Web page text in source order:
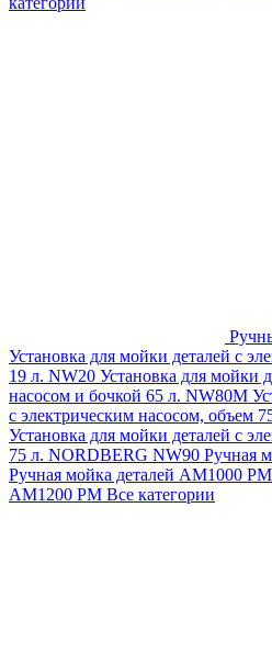
Установка для мойки деталей с
19 л. NW20 Установка для мойки
насосом и бочкой 65 л. NW80M
с электрическим насосом, объем
Установка для мойки деталей с
75 л. NORDBERG NW90 Ручная
Ручная мойка деталей АМ1000 РМ
АМ1200 РМ Все категории